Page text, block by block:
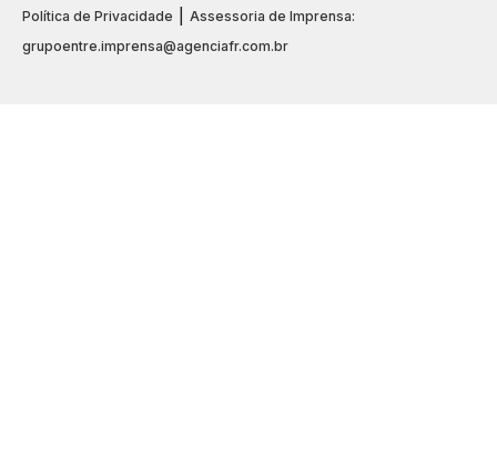
Política de Privacidade
Assessoria de Imprensa:
grupoentre.imprensa@agenciafr.com.br